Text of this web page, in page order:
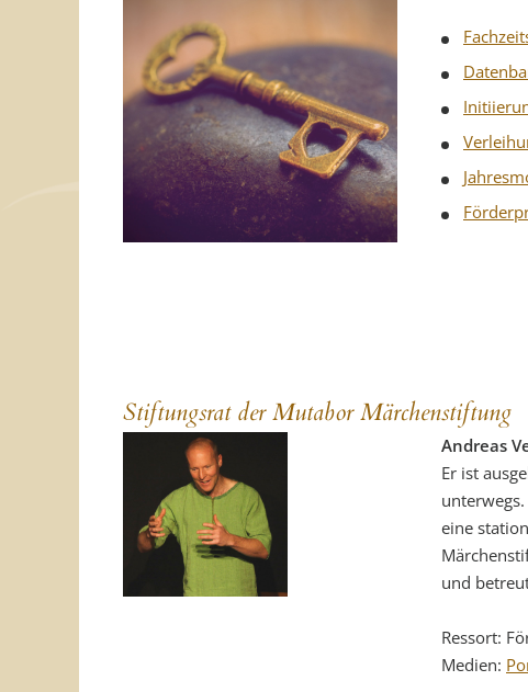
Stiftungsrat der Mutabor Märchenstiftung
Andreas
Er ist
eine
und
Ressort:
Medien: